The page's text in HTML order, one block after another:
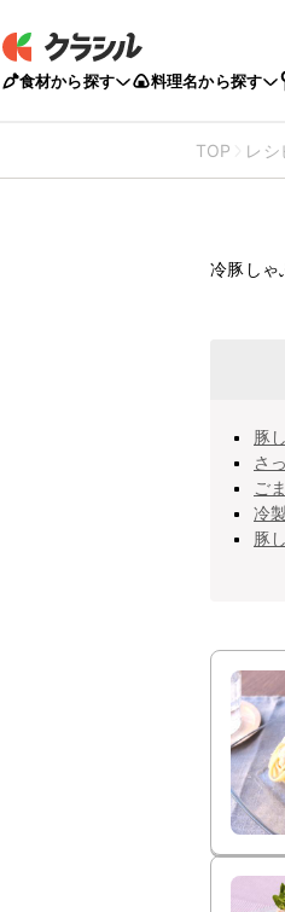
食材から探す 料理名から探す
TOP レシ
冷豚しゃ
豚
さ
ご
冷
豚